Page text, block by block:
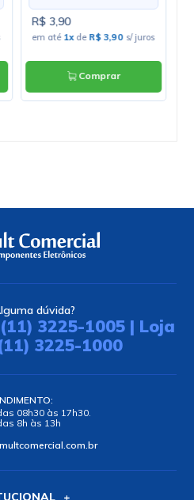
R$ 3,90
em até 1xde R$ 3,90 s/ juros
Comprar
dúvida?
3225-1005 | Loja
3225-1000
08h30 às 17h30.
8h às 13h